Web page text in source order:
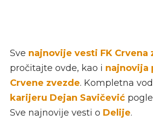
Sve najnovije vesti FK Crvena
pročitajte ovde, kao i najnovija
Crvene zvezde. Kompletna
karijeru Dejan Savičević
Sve najnovije vesti o Delije.